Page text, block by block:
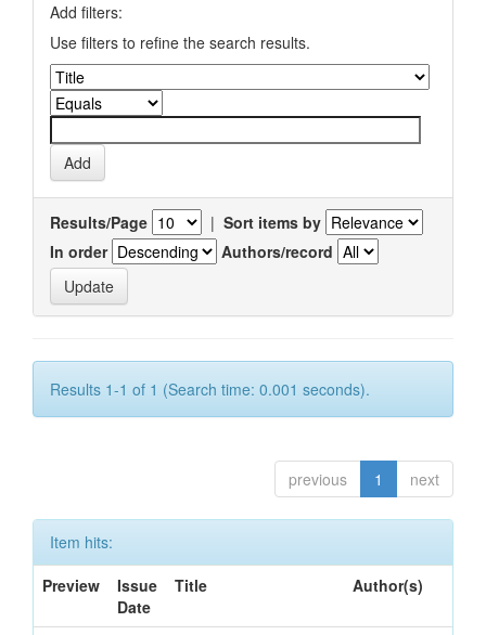
Add filters:
Use filters to refine the search results.
Results/Page | Sort items by
In order
Authors/record
Results 1-1 of 1 (Search time: 0.001 seconds).
previous 1 next
Item hits:
Preview
Issue
Date
Title Author(s)